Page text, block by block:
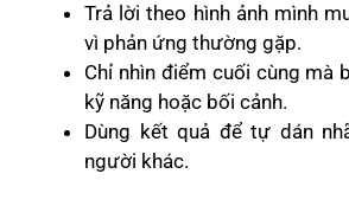
Trả lời theo hình ảnh mình
vì phản ứng thường gặp.
Chỉ nhìn điểm cuối cùng mà
kỹ năng hoặc bối cảnh.
Dùng kết quả để tự dán
người khác.